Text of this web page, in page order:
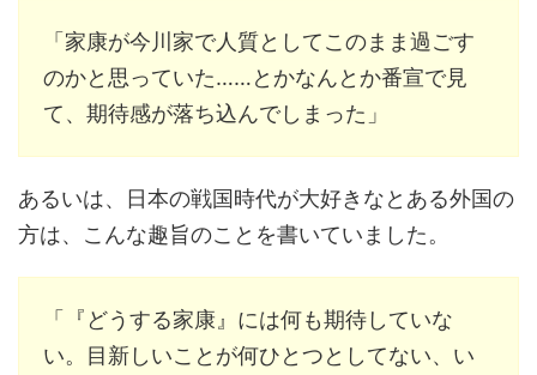
「家康が今川家で人質としてこのまま過ごす
のかと思っていた……とかなんとか番宣で見
て、期待感が落ち込んでしまった」
あるいは、日本の戦国時代が大好きなとある外国の
方は、こんな趣旨のことを書いていました。
「『どうする家康』には何も期待していな
い。目新しいことが何ひとつとしてない、い